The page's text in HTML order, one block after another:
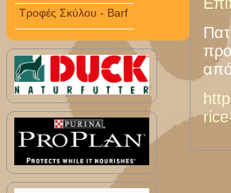
Τροφές Σκύλου - Barf